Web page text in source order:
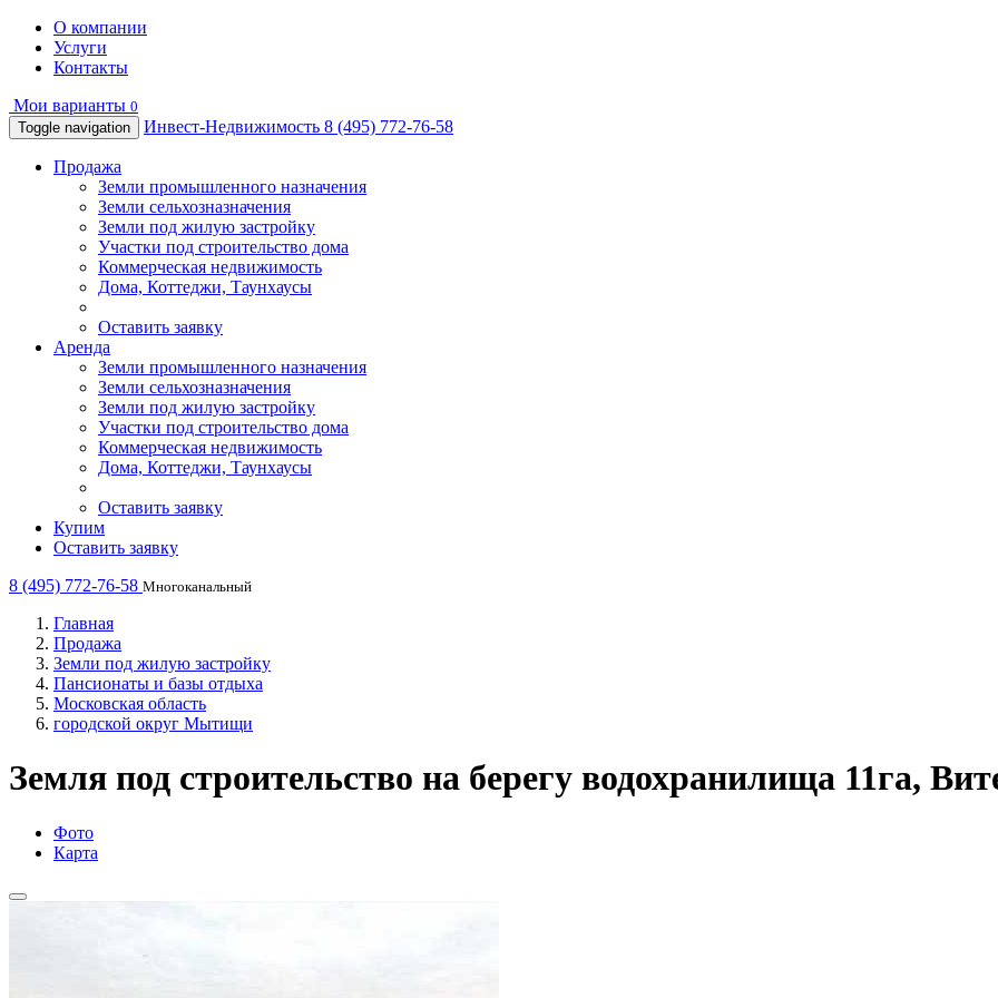
О компании
Услуги
Контакты
Мои варианты 0
Toggle navigation
Инвест-Недвижимость 8 (495) 772-76-58
Продажа
Земли промышленного назначения
Земли сельхозназначения
Земли под жилую застройку
Участки под строительство дома
Коммерческая недвижимость
Дома, Коттеджи, Таунхаусы
Оставить заявку
Аренда
Земли промышленного назначения
Земли сельхозназначения
Земли под жилую застройку
Участки под строительство дома
Коммерческая недвижимость
Дома, Коттеджи, Таунхаусы
Оставить заявку
Купим
Оставить заявку
8 (495) 772-76-58 Многоканальный
Главная
Продажа
Земли под жилую застройку
Пансионаты и базы отдыха
Московская область
городской округ Мытищи
Земля под строительство на берегу водохранилища 11га,
Фото
Карта